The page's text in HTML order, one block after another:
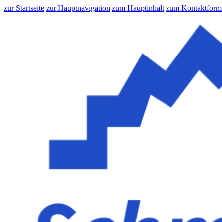
zur Startseite zur Hauptnavigation zum Hauptinhalt zum